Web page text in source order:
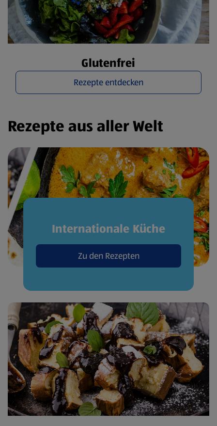
Glutenfrei
Rezepte entdecken
Rezepte aus aller Welt
Internationale Küche
Zu den Rezepten